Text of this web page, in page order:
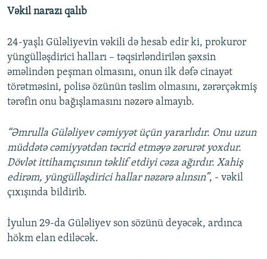
Vəkil narazı qalıb
24-yaşlı Güləliyevin vəkili də hesab edir ki, prokuror
yüngülləşdirici halları – təqsirləndirilən şəxsin
əməlindən peşman olmasını, onun ilk dəfə cinayət
törətməsini, polisə özünün təslim olmasını, zərərçəkmiş
tərəfin onu bağışlamasını nəzərə almayıb.
“Əmrulla Güləliyev cəmiyyət üçün yararlıdır. Onu uzun
müddətə cəmiyyətdən təcrid etməyə zərurət yoxdur.
Dövlət ittihamçısının təklif etdiyi cəza ağırdır. Xahiş
edirəm, yüngülləşdirici hallar nəzərə alınsın”, - vəkil
çıxışında bildirib.
İyulun 29-da Güləliyev son sözünü deyəcək, ardınca
hökm elan ediləcək.